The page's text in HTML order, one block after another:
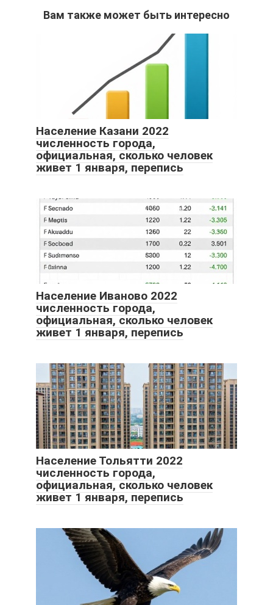
Вам также может быть интересно
Население Казани 2022
численность города,
официальная, сколько человек
живет 1 января, перепись
Население Иваново 2022
численность города,
официальная, сколько человек
живет 1 января, перепись
Население Тольятти 2022
численность города,
официальная, сколько человек
живет 1 января, перепись